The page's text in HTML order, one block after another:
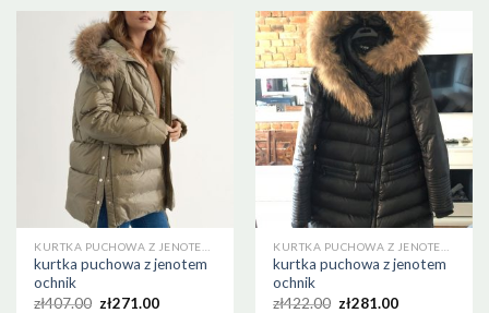
kurtka puchowa z jenotem
ochnik
zł407.00 zł271.00
kurtka puchowa z jenotem
ochnik
zł422.00 zł281.00